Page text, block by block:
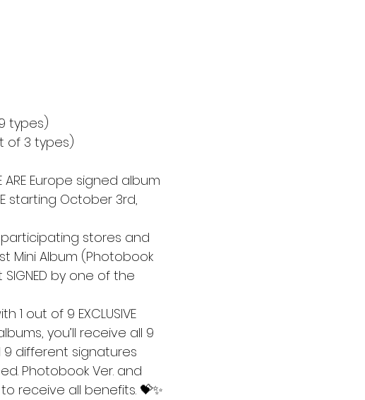
types)
of 3 types)
Europe signed album
starting October 3rd,
stores and
Mini Album (Photobook
by one of the
1 out of 9 EXCLUSIVE
you’ll receive all 9
different signatures
Photobook Ver. and
receive all benefits. 💝✨